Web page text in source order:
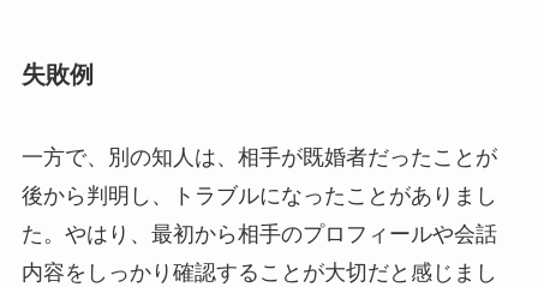
失敗例
一方で、別の知人は、相手が既婚者だったことが
後から判明し、トラブルになったことがありまし
た。やはり、最初から相手のプロフィールや会話
内容をしっかり確認することが大切だと感じまし